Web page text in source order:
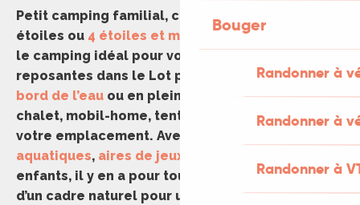
Bouger
Randonner à
Randonner à
Randonner à
Petit camping familial, camping à la ferme, 3
étoiles ou 4 étoiles et même 5 étoiles
le camping idéal pour vos prochaines vacances
reposantes dans le Lot parmi un large choix.Au
bord de l’eau ou en pleine nature, réservez votre
chalet, mobil-home, tente lodge ou encore
votre emplacement. Avec
aquatiques, aires de jeux
enfants, il y en a pour tous les goûts. Profitez
d’un cadre naturel pour un séjour inoubliable